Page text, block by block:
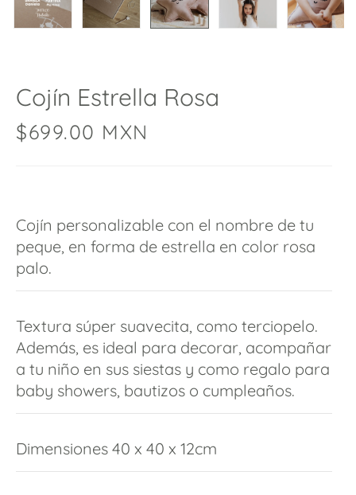
Cojín Estrella Rosa
$699.00 MXN
Cojín personalizable con el nombre de tu
peque, en forma de estrella en color rosa
palo.
Textura súper suavecita, como terciopelo.
Además, es ideal para decorar, acompañar
a tu niño en sus siestas y como regalo para
baby showers, bautizos o cumpleaños.
Dimensiones 40 x 40 x 12cm